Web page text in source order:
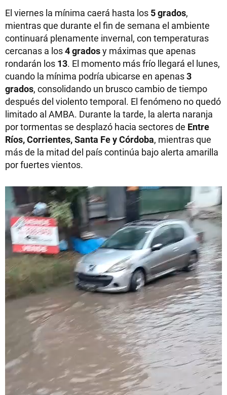
El viernes la mínima caerá hasta los 5 grados,
mientras que durante el fin de semana el ambiente
continuará plenamente invernal, con temperaturas
cercanas a los4 gradosy máximas que apenas
rondarán los 13. El momento más frío llegará el lunes,
cuando la mínima podría ubicarse en apenas3
grados, consolidando un brusco cambio de tiempo
después del violento temporal. El fenómeno no quedó
limitado al AMBA. Durante la tarde, la alerta naranja
por tormentas se desplazó hacia sectores de Entre
Ríos, Corrientes, Santa Fe y Córdoba, mientras que
más de la mitad del país continúa bajo alerta amarilla
por fuertes vientos.